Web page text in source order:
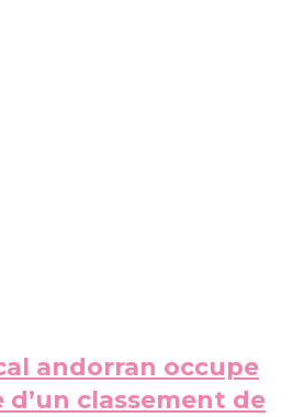
andorran occupe
d’un classement de